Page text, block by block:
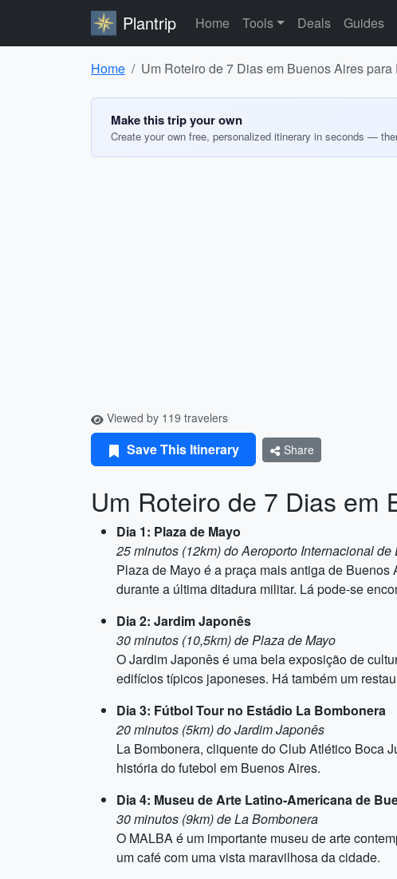
Plantrip Home Tools Deals Guides
Home Um Roteiro de 7 Dias em Buenos Aires para
Make this trip your own
Create your own free, personalized itinerary in seconds —
Viewed by 119 travelers
Save This Itinerary Share
Um Roteiro de 7 Dias em
Dia 1: Plaza de Mayo
25 minutos (12km) do Aeroporto Internacional de
Plaza de Mayo é a praça mais antiga de
durante a última ditadura militar. Lá pode-se
Dia 2: Jardim Japonês
30 minutos (10,5km) de Plaza de Mayo
O Jardim Japonês é uma bela exposição de
edifícios típicos japoneses. Há também um
Dia 3: Fútbol Tour no Estádio La Bombonera
20 minutos (5km) do Jardim Japonês
La Bombonera, cliquente do Club Atlético Boca
história do futebol em Buenos Aires.
Dia 4: Museu de Arte Latino-Americana de
30 minutos (9km) de La Bombonera
O MALBA é um importante museu de arte
um café com uma vista maravilhosa da cidade.